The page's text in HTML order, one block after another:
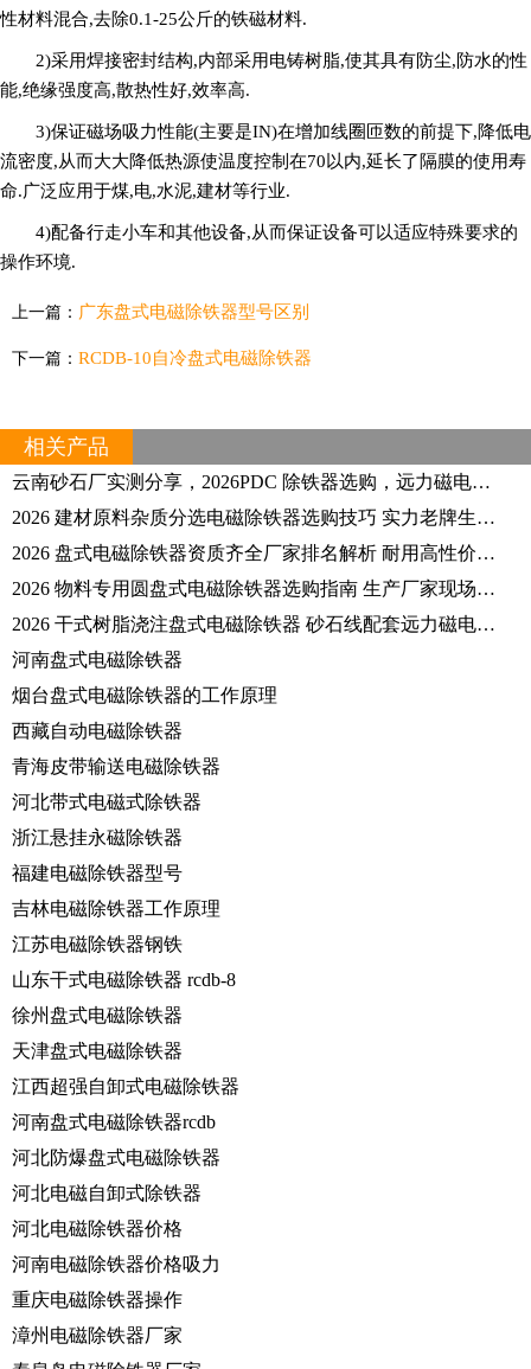
性材料混合,去除0.1-25公斤的铁磁材料.
2)采用焊接密封结构,内部采用电铸树脂,使其具有防尘,防水的性
能,绝缘强度高,散热性好,效率高.
3)保证磁场吸力性能(主要是IN)在增加线圈匝数的前提下,降低电
流密度,从而大大降低热源使温度控制在70以内,延长了隔膜的使用寿
命.广泛应用于煤,电,水泥,建材等行业.
4)配备行走小车和其他设备,从而保证设备可以适应特殊要求的
操作环境.
上一篇： 广东盘式电磁除铁器型号区别
下一篇： RCDB-10自冷盘式电磁除铁器
相关产品
云南砂石厂实测分享，2026PDC 除铁器选购，远力磁电凭品质出圈
2026 建材原料杂质分选电磁除铁器选购技巧 实力老牌生产厂家远力磁电
2026 盘式电磁除铁器资质齐全厂家排名解析 耐用高性价比品牌专业选购指南
2026 物料专用圆盘式电磁除铁器选购指南 生产厂家现场试验数据分享
2026 干式树脂浇注盘式电磁除铁器 砂石线配套远力磁电实体生产厂家解读
河南盘式电磁除铁器
烟台盘式电磁除铁器的工作原理
西藏自动电磁除铁器
青海皮带输送电磁除铁器
河北带式电磁式除铁器
浙江悬挂永磁除铁器
福建电磁除铁器型号
吉林电磁除铁器工作原理
江苏电磁除铁器钢铁
山东干式电磁除铁器 rcdb-8
徐州盘式电磁除铁器
天津盘式电磁除铁器
江西超强自卸式电磁除铁器
河南盘式电磁除铁器rcdb
河北防爆盘式电磁除铁器
河北电磁自卸式除铁器
河北电磁除铁器价格
河南电磁除铁器价格吸力
重庆电磁除铁器操作
漳州电磁除铁器厂家